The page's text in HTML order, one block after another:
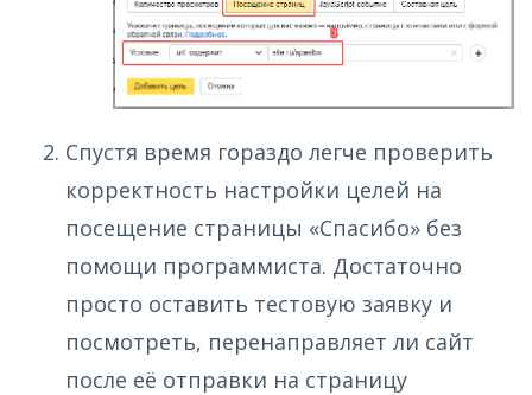
Спустя время гораздо легче проверить
корректность настройки целей на
посещение страницы «Спасибо» без
помощи программиста. Достаточно
просто оставить тестовую заявку и
посмотреть, перенаправляет ли сайт
после её отправки на страницу